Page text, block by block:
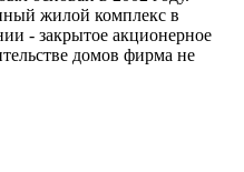
жилой комплекс в
- закрытое акционерное
домов фирма не